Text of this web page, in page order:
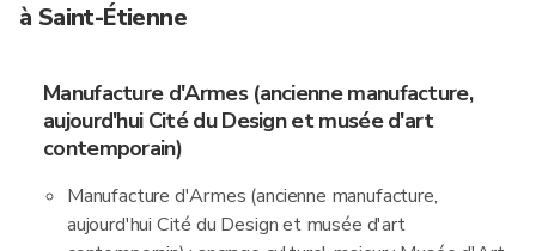
à Saint-Étienne
Manufacture d'Armes (ancienne manufacture,
aujourd'hui Cité du Design et musée d'art
contemporain)
Manufacture d'Armes (ancienne manufacture,
aujourd'hui Cité du Design et musée d'art